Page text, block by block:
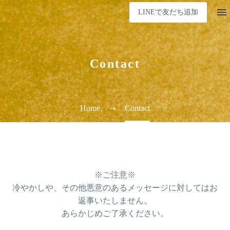
LINEで友だち追加
Contact
Home Contact
※ご注意※
冷やかしや、その他悪意のあるメッセージに対してはお
返事いたしません。
あらかじめご了承ください。